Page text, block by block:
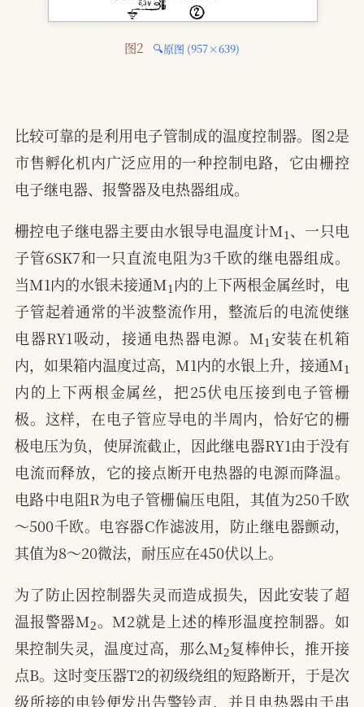
图2 🔍原图 (957×639)
比较可靠的是利用电子管制成的温度控制器。图2是
市售孵化机内广泛应用的一种控制电路，它由栅控
电子继电器、报警器及电热器组成。
栅控电子继电器主要由水银导电温度计M 、一只电
子管6SK7和一只直流电阻为3千欧的继电器组成。
当M1内的水银未接通M1内的上下两根金属丝时，电
子管起着通常的半波整流作用，整流后的电流使继
电器RY1吸动，接通电热器电源。M1安装在机箱
内，如果箱内温度过高，M1内的水银上升，接通M1
内的上下两根金属丝，把25伏电压接到电子管栅
极。这样，在电子管应导电的半周内，恰好它的栅
极电压为负，使屏流截止，因此继电器RY1由于没有
电流而释放，它的接点断开电热器的电源而降温。
电路中电阻R为电子管栅偏压电阻，其值为250千欧
～500千欧。电容器C作滤波用，防止继电器颤动，
其值为8～20微法，耐压应在450伏以上。
为了防止因控制器失灵而造成损失，因此安装了超
温报警器M2。M2就是上述的棒形温度控制器。如
果控制失灵，温度过高，那么M 2复棒伸长，推开接
点B。这时变压器T2的初级绕组的短路断开，于是次
级所接的电铃便发出告警铃声，并且电热器由于串